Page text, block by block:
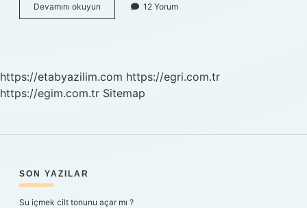
Devamını okuyun Beyzbol
Kaç
12 Yorum
https://etabyazilim.com https://egri.com.tr
https://egim.com.tr Sitemap
SIDEBAR
SON YAZILAR
Su içmek cilt tonunu açar mı ?